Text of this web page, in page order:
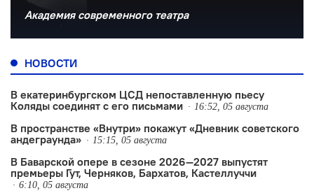
Академия современного театра
НОВОСТИ
В екатеринбургском ЦСД непоставленную пьесу
Коляды соединят с его письмами
16:52, 05 августа
В пространстве «Внутри» покажут «Дневник советского
андеграунда»
15:15, 05 августа
В Баварской опере в сезоне 2026—2027 выпустят
премьеры Гут, Черняков, Бархатов, Кастеллуччи
6:10, 05 августа